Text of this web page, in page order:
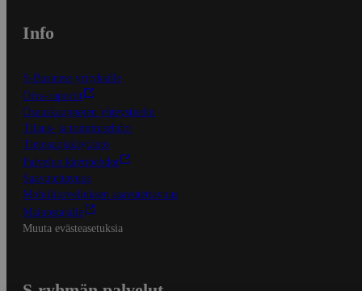
Info
S-Business yrityksille
Oiva-raportit
Osuuskauppojen yhteystiedot
Tilaus- ja toimitusehdot
Tietosuojakäytäntö
Palvelun käyttöehdot
Saavutettavuus
Mobiilisovelluksen saavutettavuus
Mainostajalle
Muuta evästeasetuksia